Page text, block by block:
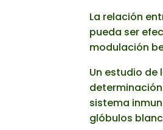
La relación
pueda ser
modulación
Un estudio de
sistema
glóbulos